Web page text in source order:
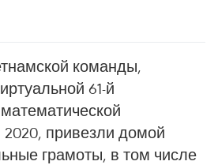
команды,
61-й
привезли домой
грамоты, в том числе